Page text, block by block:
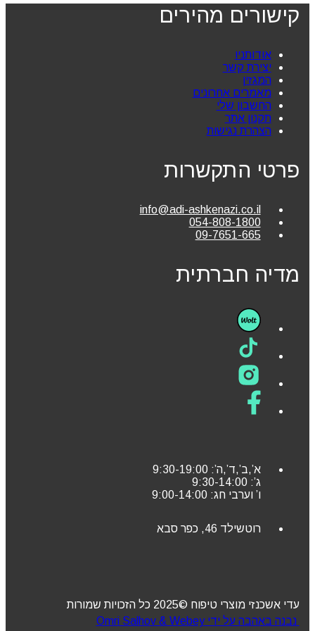
קישורים מהירים
אודותניו
יצירת קשר
המגזין
מאמרים אחרונים
החשבון שלי
תקנון אתר
הצהרת נגישות
פרטי התקשרות
info@adi-ashkenazi.co.il
054-808-1800
09-7651-665
מדיה חברתית
א’,ב’,ד’,ה’: 9:30-19:00
ג’: 9:30-14:00
ו’ וערבי חג: 9:00-14:00
רוטשילד 46, כפר סבא
עדי אשכנזי מוצרי טיפוח ©2025 כל הזכויות שמורות
נבנה באהבה על ידי Omri Salhov & Webey